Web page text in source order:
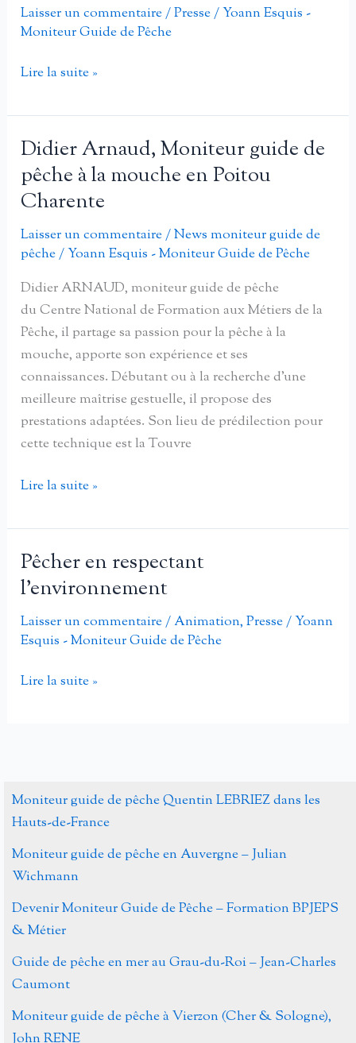
ses
promesses
les
Laisser un commentaire/Presse/Yoann Esquis -
Moniteur Guide de Pêche
Une
pour
les
moniteurs
guides
de
pêche
Lire la suite »
Didier Arnaud, Moniteur guide de
pêche à la mouche en Poitou
Charente
Laisser un commentaire/News moniteur guide de
pêche/Yoann Esquis - Moniteur Guide de Pêche
Didier ARNAUD, moniteur guide de pêche
du Centre National de Formation aux Métiers de la
Pêche, il partage sa passion pour la pêche à la
mouche, apporte son expérience et ses
connaissances. Débutant ou à la recherche d’une
meilleure maîtrise gestuelle, il propose des
prestations adaptées. Son lieu de prédilection pour
cette technique est la Touvre
Didier
Moniteur
guide
de
pêche
à
la
en
Lire la suite »
Pêcher en respectant
l’environnement
Laisser un commentaire/Animation,Presse/Yoann
Esquis - Moniteur Guide de Pêche
Pêcher
Lire la suite »
Moniteur guide de pêche Quentin LEBRIEZ dans les
Hauts-de-France
Moniteur guide de pêche en Auvergne – Julian
Wichmann
Devenir Moniteur Guide de Pêche – Formation BPJEPS
& Métier
Guide de pêche en mer au Grau-du-Roi – Jean-Charles
Caumont
Moniteur guide de pêche à Vierzon (Cher & Sologne),